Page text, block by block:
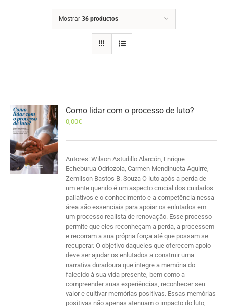
Mostrar 36 productos
Como lidar com o processo de luto?
0,00€
Autores: Wilson Astudillo Alarcón, Enrique
Echeburua Odriozola, Carmen Mendinueta Aguirre,
Zemilson Bastos B. Souza O luto após a perda de
um ente querido é um aspecto crucial dos cuidados
paliativos e o conhecimento e a competência nessa
área são essenciais para apoiar os enlutados em
um processo realista de renovação. Esse processo
permite que eles reconheçam a perda, a processem
e recorram a sua própria força até que possam se
recuperar. O objetivo daqueles que oferecem apoio
deve ser ajudar os enlutados a construir uma
narrativa duradoura que integre a memória do
falecido à sua vida presente, bem como a
compreender suas experiências, reconhecer seu
valor e cultivar memórias positivas. Essas memórias
positivas não apenas atenuam o impacto do luto,